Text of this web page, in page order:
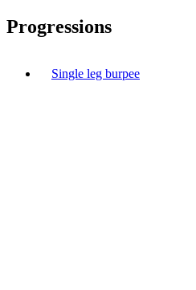
Progressions
Single leg burpee